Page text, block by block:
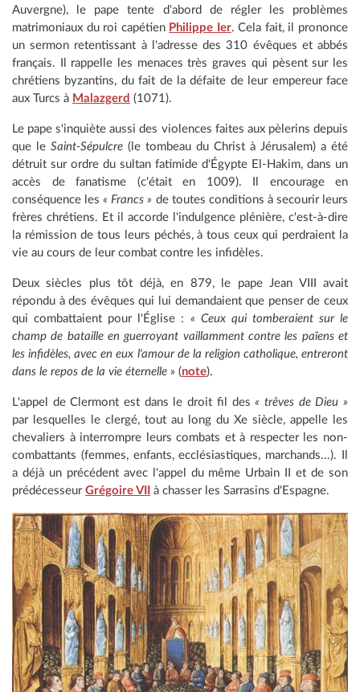
Auvergne), le pape tente d'abord de régler les problèmes
matrimoniaux du roi capétien Philippe Ier. Cela fait, il prononce
un sermon retentissant à l'adresse des 310 évêques et abbés
français. Il rappelle les menaces très graves qui pèsent sur les
chrétiens byzantins, du fait de la défaite de leur empereur face
aux Turcs à Malazgerd (1071).
Le pape s'inquiète aussi des violences faites aux pèlerins depuis
que le Saint-Sépulcre (le tombeau du Christ à Jérusalem) a été
détruit sur ordre du sultan fatimide d'Égypte El-Hakim, dans un
accès de fanatisme (c'était en 1009). Il encourage en
conséquence les« Francs » de toutes conditions à secourir leurs
frères chrétiens. Et il accorde l'indulgence plénière, c'est-à-dire
la rémission de tous leurs péchés, à tous ceux qui perdraient la
vie au cours de leur combat contre les infidèles.
Deux siècles plus tôt déjà, en 879, le pape Jean VIII avait
répondu à des évêques qui lui demandaient que penser de ceux
qui combattaient pour l'Église : « Ceux qui tomberaient sur le
champ de bataille en guerroyant vaillamment contre les païens et
les infidèles, avec en eux l'amour de la religion catholique, entreront
dans le repos de la vie éternelle » (note).
L'appel de Clermont est dans le droit fil des« trêves de Dieu »
par lesquelles le clergé, tout au long du Xe siècle, appelle les
chevaliers à interrompre leurs combats et à respecter les non-
combattants (femmes, enfants, ecclésiastiques, marchands...). Il
a déjà un précédent avec l'appel du même Urbain II et de son
prédécesseur Grégoire VII à chasser les Sarrasins d'Espagne.